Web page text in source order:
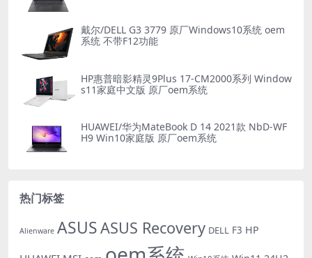
戴尔/DELL G3 3779 原厂Windows10系统 oem
系统 不带F12功能
HP惠普暗影精灵9Plus 17-CM2000系列 Window
s11家庭中文版 原厂oem系统
HUAWEI/华为MateBook D 14 2021款 NbD-WF
H9 Win10家庭版 原厂oem系统
热门标签
Alienware ASUSASUS Recovery DELL F3 HP